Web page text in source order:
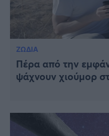
ΖΩΔΙΑ
Πέρα από την
ψάχνουν χιούμορ